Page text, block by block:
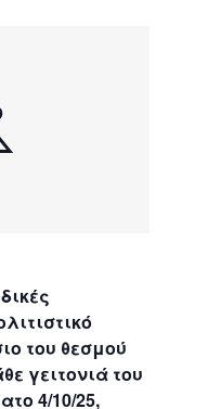
του θεσμού
γειτονιά του
4/10/25,